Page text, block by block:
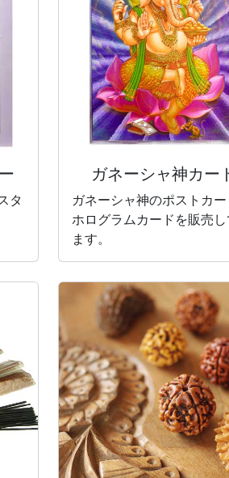
タ
ガネーシャ神カー
ガネーシャ神のポストカ
ホログラムカードを販売
ます。